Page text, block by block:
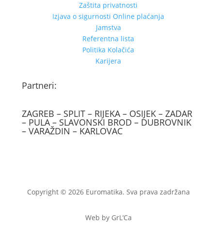
Zaštita privatnosti
Izjava o sigurnosti Online plaćanja
Jamstva
Referentna lista
Politika Kolačića
Karijera
Partneri:
ZAGREB – SPLIT – RIJEKA – OSIJEK – ZADAR
– PULA – SLAVONSKI BROD – DUBROVNIK
– VARAŽDIN – KARLOVAC
Copyright © 2026 Euromatika. Sva prava zadržana
Web by GrL’Ca